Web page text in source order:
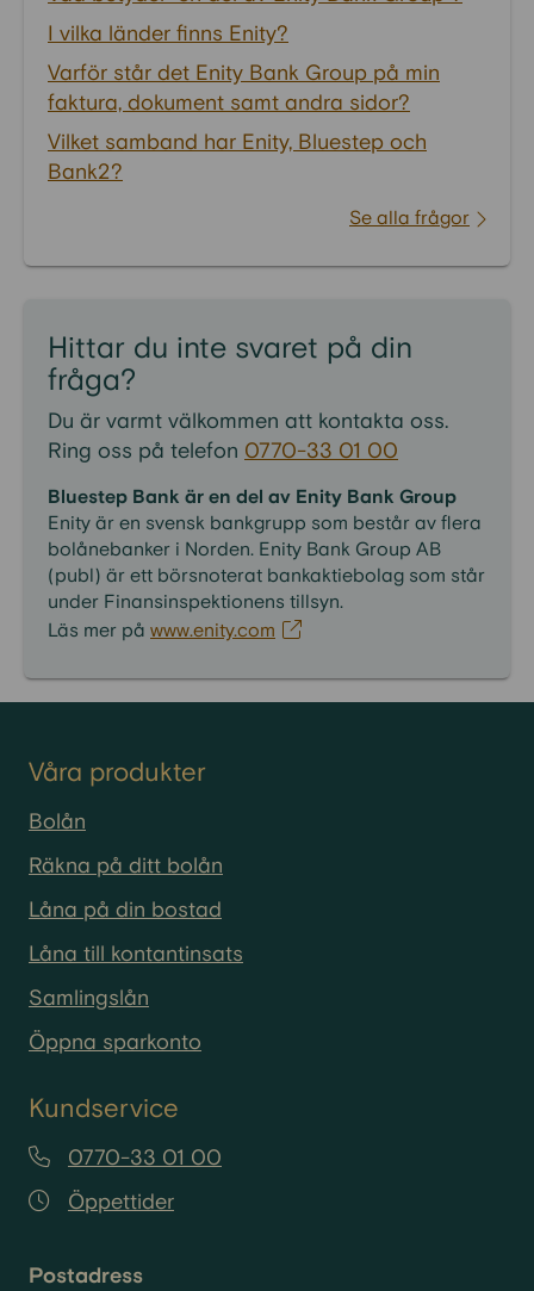
I vilka länder finns Enity?
Varför står det Enity Bank Group på min
faktura, dokument samt andra sidor?
Vilket samband har Enity, Bluestep och
Bank2?
Se alla frågor
Hittar du inte svaret på din
fråga?
Du är varmt välkommen att kontakta oss.
Ring oss på telefon 0770-33 01 00
Bluestep Bank är en del av Enity Bank Group
Enity är en svensk bankgrupp som består av flera
bolånebanker i Norden. Enity Bank Group AB
(publ) är ett börsnoterat bankaktiebolag som står
under Finansinspektionens tillsyn.
Läs mer på www.enity.com
Våra produkter
Bolån
Räkna på ditt bolån
Låna på din bostad
Låna till kontantinsats
Samlingslån
Öppna sparkonto
Kundservice
0770-33 01 00
Öppettider
Postadress